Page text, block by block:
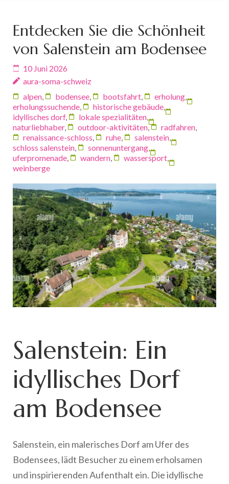
Entdecken Sie die Schönheit
von Salenstein am Bodensee
10 Juni 2026
aura-soma-schweiz
alpen
bodensee bootsfahrt erholung
erholungssuchende
historische gebäude
idyllisches dorf, lokale spezialitäten
naturliebhaber, outdoor-aktivitäten, radfahren
renaissance-schloss
ruhe salenstein
schloss salenstein
sonnenuntergang
uferpromenade
wandern wassersport
weinberge
Salenstein: Ein
idyllisches Dorf
am Bodensee
Salenstein, ein malerisches Dorf am Ufer des
Bodensees, lädt Besucher zu einem erholsamen
und inspirierenden Aufenthalt ein. Die idyllische